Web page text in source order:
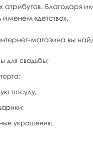
атрибутов. Благодаря
«детство».
магазина вы
для свадьбы;
посуду;
украшения;